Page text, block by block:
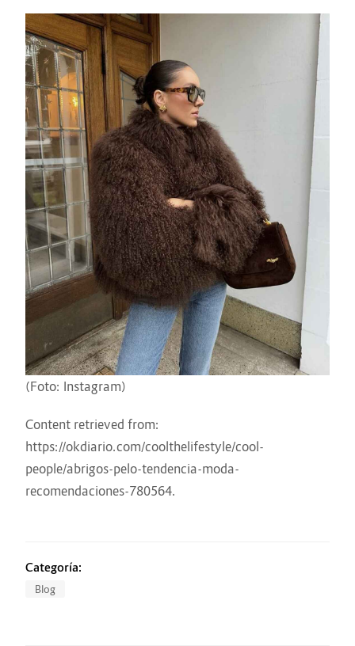
(Foto: Instagram)
Content retrieved from:
https://okdiario.com/coolthelifestyle/cool-
people/abrigos-pelo-tendencia-moda-
recomendaciones-780564.
Categoría:
Blog